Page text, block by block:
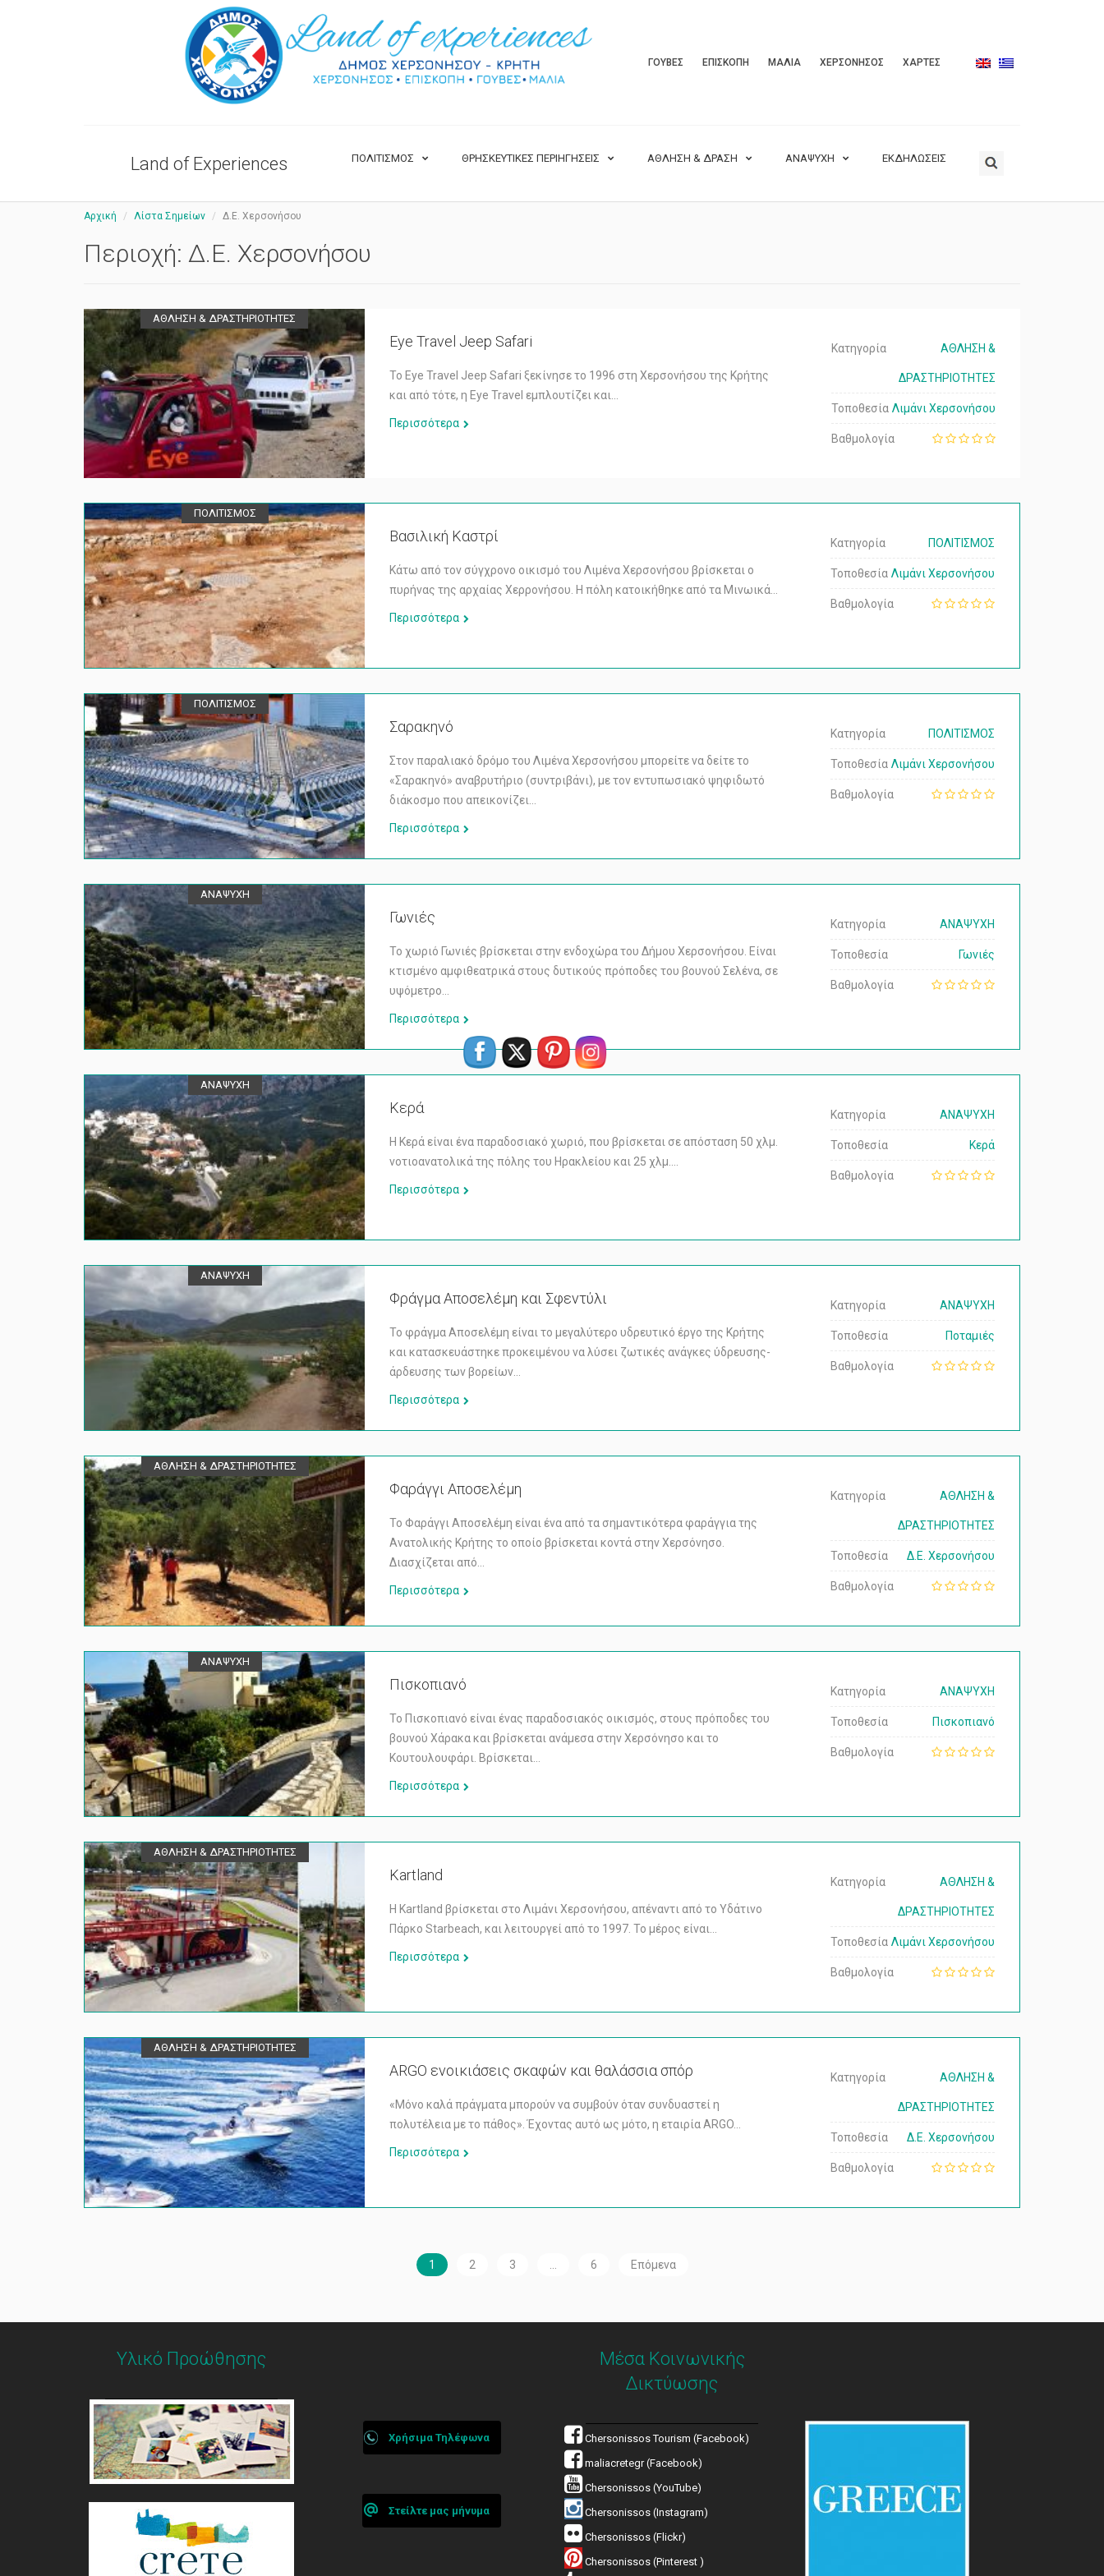
ΓΟΥΒΕΣ ΕΠΙΣΚΟΠΗ ΜΑΛΙΑ ΧΕΡΣΟΝΗΣΟΣ ΧΑΡΤΕΣ
Land of Experiences ΠΟΛΙΤΙΣΜΟΣ ΘΡΗΣΚΕΥΤΙΚΕΣ ΠΕΡΙΗΓΗΣΕΙΣ ΑΘΛΗΣΗ & ΔΡΑΣΗ ΑΝΑΨΥΧΗ ΕΚΔΗΛΩΣΕΙΣ
Αρχική Λίστα Σημείων Δ.Ε. Χερσονήσου
Περιοχή: Δ.Ε. Χερσονήσου
ΑΘΛΗΣΗ & ΔΡΑΣΤΗΡΙΟΤΗΤΕΣ
Eye Travel Jeep Safari
Το Eye Travel Jeep Safari ξεκίνησε το 1996 στη Χερσονήσου της Κρήτης
και από τότε, η Eye Travel εμπλουτίζει και…
Περισσότερα
Κατηγορία ΑΘΛΗΣΗ &
ΔΡΑΣΤΗΡΙΟΤΗΤΕΣ
Τοποθεσία Λιμάνι Χερσονήσου
Βαθμολογία
ΠΟΛΙΤΙΣΜΟΣ
Βασιλική Καστρί
Κάτω από τον σύγχρονο οικισμό του Λιμένα Χερσονήσου βρίσκεται ο
πυρήνας της αρχαίας Χερρονήσου. Η πόλη κατοικήθηκε από τα Μινωικά…
Περισσότερα
Κατηγορία ΠΟΛΙΤΙΣΜΟΣ
Τοποθεσία Λιμάνι Χερσονήσου
Βαθμολογία
ΠΟΛΙΤΙΣΜΟΣ
Σαρακηνό
Στον παραλιακό δρόμο του Λιμένα Χερσονήσου μπορείτε να δείτε το
«Σαρακηνό» αναβρυτήριο (συντριβάνι), με τον εντυπωσιακό ψηφιδωτό
διάκοσμο που απεικονίζει…
Περισσότερα
Κατηγορία ΠΟΛΙΤΙΣΜΟΣ
Τοποθεσία Λιμάνι Χερσονήσου
Βαθμολογία
ΑΝΑΨΥΧΗ
Γωνιές
Το χωριό Γωνιές βρίσκεται στην ενδοχώρα του Δήμου Χερσονήσου. Είναι
κτισμένο αμφιθεατρικά στους δυτικούς πρόποδες του βουνού Σελένα, σε
υψόμετρο…
Περισσότερα
Κατηγορία ΑΝΑΨΥΧΗ
Τοποθεσία Γωνιές
Βαθμολογία
ΑΝΑΨΥΧΗ
Κερά
Η Κερά είναι ένα παραδοσιακό χωριό, που βρίσκεται σε απόσταση 50 χλμ.
νοτιοανατολικά της πόλης του Ηρακλείου και 25 χλμ.…
Περισσότερα
Κατηγορία ΑΝΑΨΥΧΗ
Τοποθεσία Κερά
Βαθμολογία
ΑΝΑΨΥΧΗ
Φράγμα Αποσελέμη και Σφεντύλι
Το φράγμα Αποσελέμη είναι το μεγαλύτερο υδρευτικό έργο της Κρήτης
και κατασκευάστηκε προκειμένου να λύσει ζωτικές ανάγκες ύδρευσης-
άρδευσης των βορείων…
Περισσότερα
Κατηγορία ΑΝΑΨΥΧΗ
Τοποθεσία Ποταμιές
Βαθμολογία
ΑΘΛΗΣΗ & ΔΡΑΣΤΗΡΙΟΤΗΤΕΣ
Φαράγγι Αποσελέμη
Το Φαράγγι Αποσελέμη είναι ένα από τα σημαντικότερα φαράγγια της
Ανατολικής Κρήτης το οποίο βρίσκεται κοντά στην Χερσόνησο.
Διασχίζεται από…
Περισσότερα
Κατηγορία ΑΘΛΗΣΗ &
ΔΡΑΣΤΗΡΙΟΤΗΤΕΣ
Τοποθεσία Δ.Ε. Χερσονήσου
Βαθμολογία
ΑΝΑΨΥΧΗ
Πισκοπιανό
Το Πισκοπιανό είναι ένας παραδοσιακός οικισμός, στους πρόποδες του
βουνού Χάρακα και βρίσκεται ανάμεσα στην Χερσόνησο και το
Κουτουλουφάρι. Bρίσκεται…
Περισσότερα
Κατηγορία ΑΝΑΨΥΧΗ
Τοποθεσία Πισκοπιανό
Βαθμολογία
ΑΘΛΗΣΗ & ΔΡΑΣΤΗΡΙΟΤΗΤΕΣ
Kartland
Η Kartland βρίσκεται στο Λιμάνι Χερσονήσου, απέναντι από το Υδάτινο
Πάρκο Starbeach, και λειτουργεί από το 1997. Το μέρος είναι…
Περισσότερα
Κατηγορία ΑΘΛΗΣΗ &
ΔΡΑΣΤΗΡΙΟΤΗΤΕΣ
Τοποθεσία Λιμάνι Χερσονήσου
Βαθμολογία
ΑΘΛΗΣΗ & ΔΡΑΣΤΗΡΙΟΤΗΤΕΣ
ARGO ενοικιάσεις σκαφών και θαλάσσια σπόρ
«Μόνο καλά πράγματα μπορούν να συμβούν όταν συνδυαστεί η
πολυτέλεια με το πάθος». Έχοντας αυτό ως μότο, η εταιρία ARGO…
Περισσότερα
Κατηγορία ΑΘΛΗΣΗ &
ΔΡΑΣΤΗΡΙΟΤΗΤΕΣ
Τοποθεσία Δ.Ε. Χερσονήσου
Βαθμολογία
1 2 3 6 Επόμενα
Υλικό Προώθησης
Χρήσιμα Τηλέφωνα
Στείλτε μας μήνυμα
Μέσα Κοινωνικής
Δικτύωσης
Chersonissos Tourism (Facebook)
maliacretegr (Facebook)
Chersonissos (YouTube)
Chersonissos (Instagram)
Chersonissos (Flickr)
Chersonissos (Pinterest )